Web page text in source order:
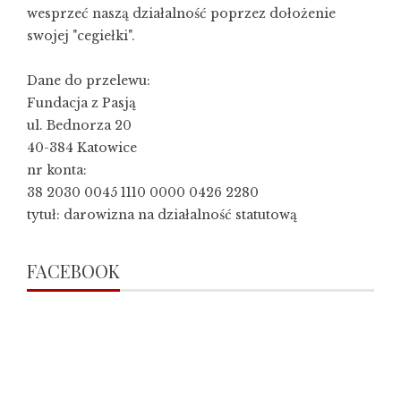
wesprzeć naszą działalność poprzez dołożenie
swojej "cegiełki".
Dane do przelewu:
Fundacja z Pasją
ul. Bednorza 20
40-384 Katowice
nr konta:
38 2030 0045 1110 0000 0426 2280
tytuł: darowizna na działalność statutową
FACEBOOK